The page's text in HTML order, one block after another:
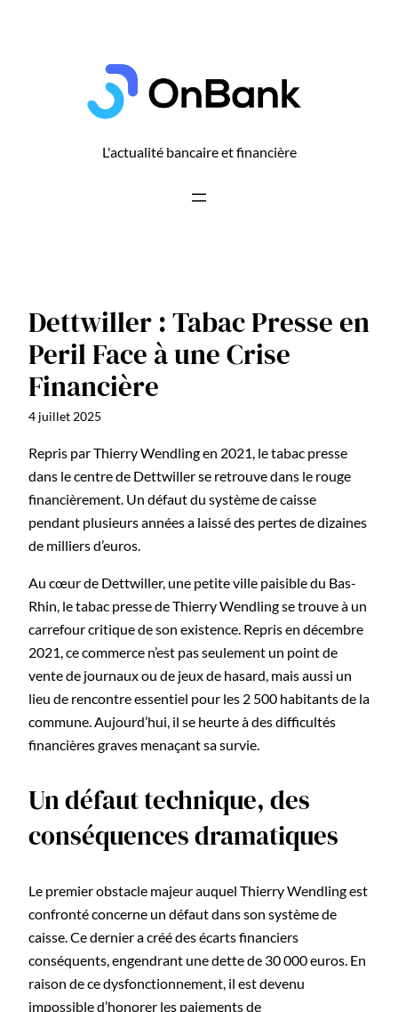
L'actualité bancaire et financière
Dettwiller : Tabac Presse en
Peril Face à une Crise
Financière
4 juillet 2025
Repris par Thierry Wendling en 2021, le tabac presse
dans le centre de Dettwiller se retrouve dans le rouge
financièrement. Un défaut du système de caisse
pendant plusieurs années a laissé des pertes de dizaines
de milliers d’euros.
Au cœur de Dettwiller, une petite ville paisible du Bas-
Rhin, le tabac presse de Thierry Wendling se trouve à un
carrefour critique de son existence. Repris en décembre
2021, ce commerce n’est pas seulement un point de
vente de journaux ou de jeux de hasard, mais aussi un
lieu de rencontre essentiel pour les 2 500 habitants de la
commune. Aujourd’hui, il se heurte à des difficultés
financières graves menaçant sa survie.
Un défaut technique, des
conséquences dramatiques
Le premier obstacle majeur auquel Thierry Wendling est
confronté concerne un défaut dans son système de
caisse. Ce dernier a créé des écarts financiers
conséquents, engendrant une dette de 30 000 euros. En
raison de ce dysfonctionnement, il est devenu
impossible d’honorer les paiements de